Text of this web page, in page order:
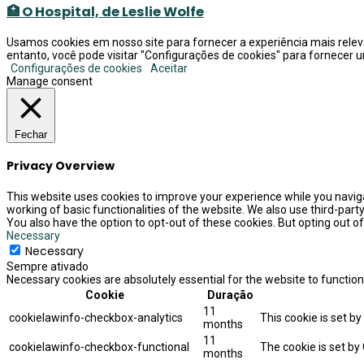
🏥 O Hospital, de Leslie Wolfe
Usamos cookies em nosso site para fornecer a experiência mais
entanto, você pode visitar "Configurações de cookies" para fornecer
Configurações de cookies
Aceitar
Manage consent
Fechar
Privacy Overview
This website uses cookies to improve your experience while you
working of basic functionalities of the website. We also use third-
You also have the option to opt-out of these cookies. But opting out
Necessary
Necessary
Sempre ativado
Necessary cookies are absolutely essential for the website to
Cookie
Duração
cookielawinfo-checkbox-analytics
11
months
This cookie is set
cookielawinfo-checkbox-functional
11
months
The cookie is set